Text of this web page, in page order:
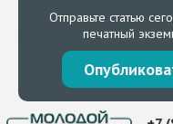
Отправьте статью
печатный